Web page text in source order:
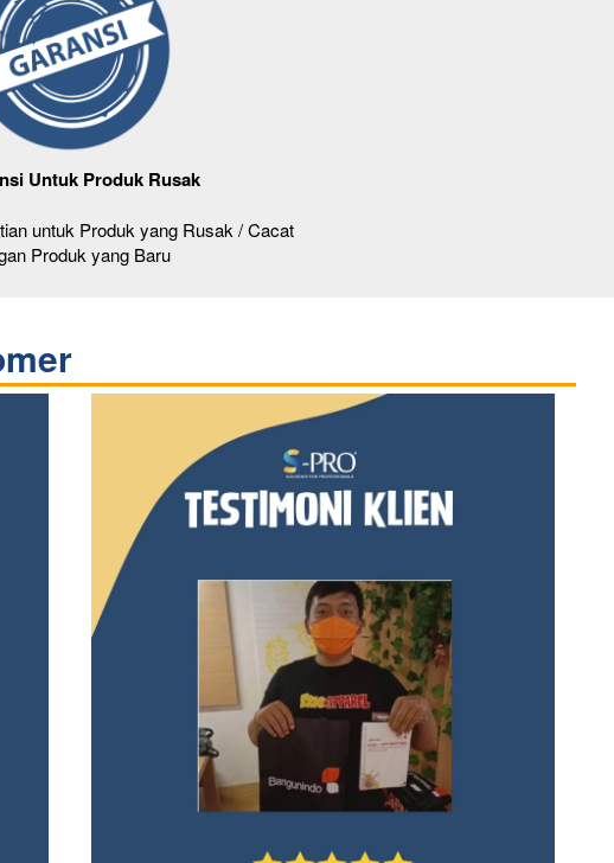
Untuk Produk Rusak
untuk Produk yang Rusak / Cacat
Produk yang Baru